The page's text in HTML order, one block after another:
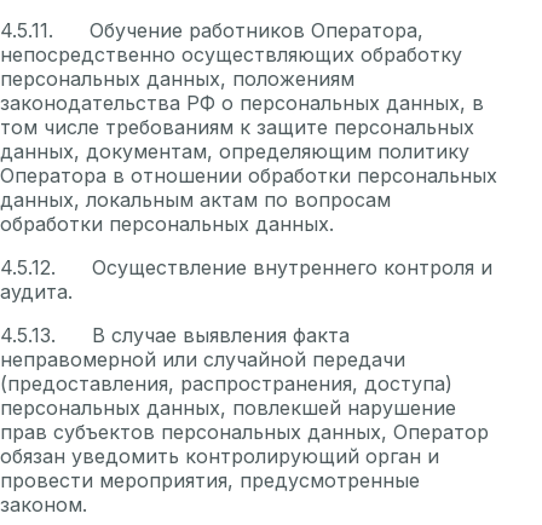
4.5.11. Обучение работников Оператора,
непосредственно осуществляющих обработку
персональных данных, положениям
законодательства РФ о персональных данных, в
том числе требованиям к защите персональных
данных, документам, определяющим политику
Оператора в отношении обработки персональных
данных, локальным актам по вопросам
обработки персональных данных.
4.5.12. Осуществление внутреннего контроля и
аудита.
4.5.13. В случае выявления факта
неправомерной или случайной передачи
(предоставления, распространения, доступа)
персональных данных, повлекшей нарушение
прав субъектов персональных данных, Оператор
обязан уведомить контролирующий орган и
провести мероприятия, предусмотренные
законом.